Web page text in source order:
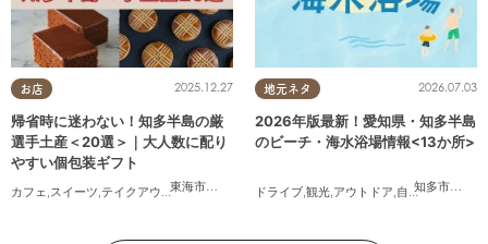
お店
東海市大府市 知多市 ,東浦町,阿久比町,半田市,常滑市 ,
2025.12.27
帰省時に迷わない！知多半島の厳
選手土産＜20選＞｜大人数に配り
やすい個包装ギフト
カフェ,スイーツ,テイクアウト ,まとめ記事
地元ネタ
知多市常滑
2026.07.03
2026年版最新！愛知県・知多半島
のビーチ・海水浴場情報<13か所>
ドライブ,観光,アウトドア,自然 ,まちネタ